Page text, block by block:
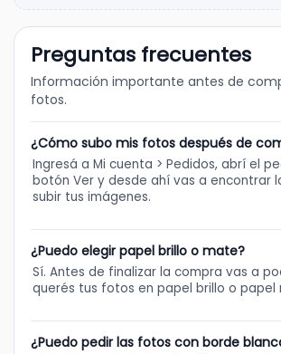
Preguntas frecuentes
Información importante antes de
fotos.
¿Cómo subo mis fotos después de
Ingresá a Mi cuenta > Pedidos, abrí el
botón Ver y desde ahí vas a encontrar
subir tus imágenes.
¿Puedo elegir papel brillo o mate?
Sí. Antes de finalizar la compra vas a
querés tus fotos en papel brillo o papel
¿Puedo pedir las fotos con borde